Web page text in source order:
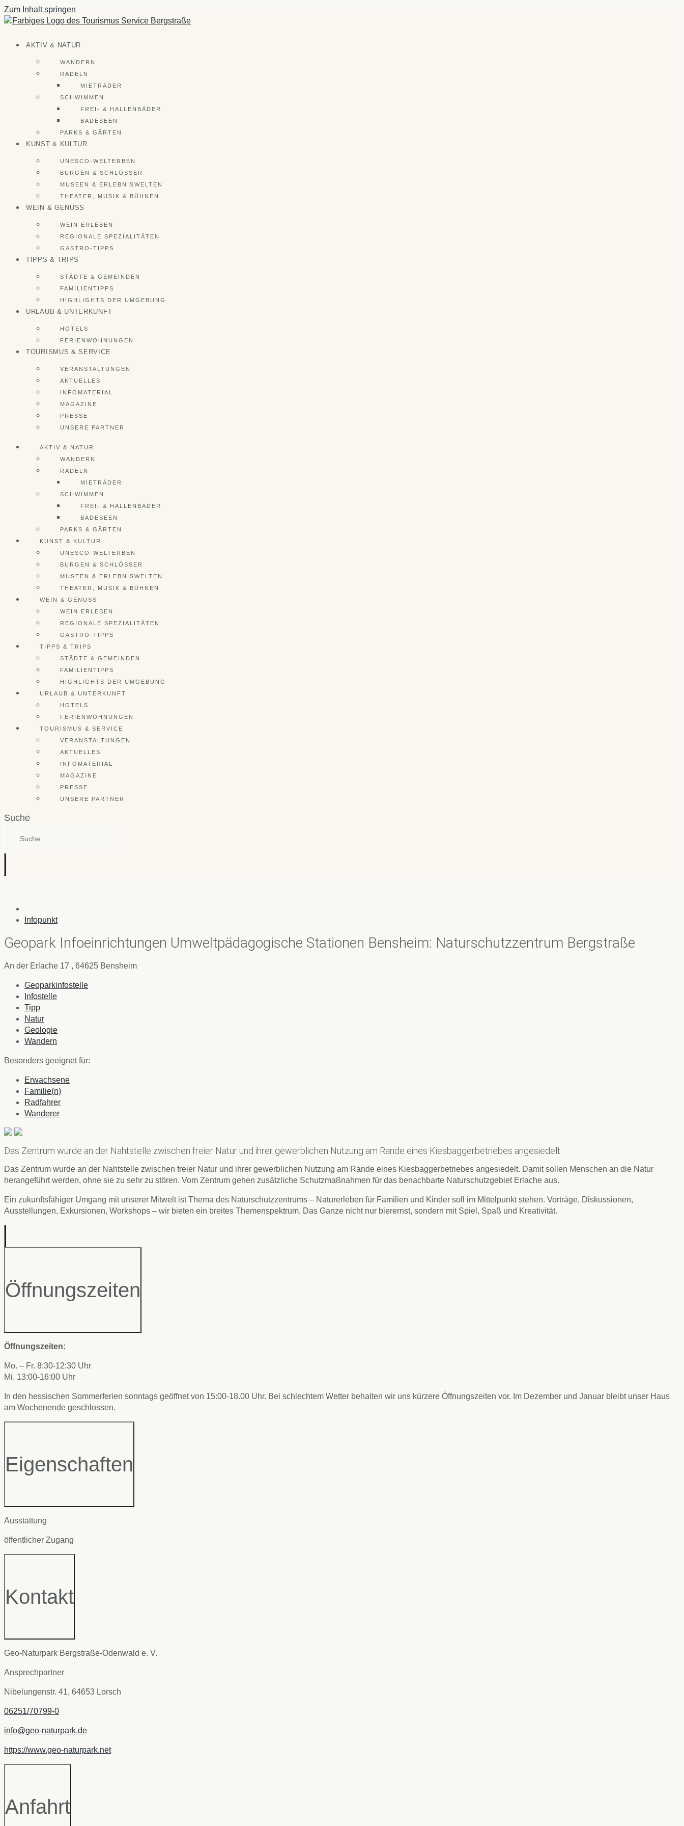
Zum Inhalt springen
AKTIV & NATUR
WANDERN
RADELN
MIETRÄDER
SCHWIMMEN
FREI- & HALLENBÄDER
BADESEEN
PARKS & GÄRTEN
KUNST & KULTUR
UNESCO-WELTERBEN
BURGEN & SCHLÖSSER
MUSEEN & ERLEBNISWELTEN
THEATER, MUSIK & BÜHNEN
WEIN & GENUSS
WEIN ERLEBEN
REGIONALE SPEZIALITÄTEN
GASTRO-TIPPS
TIPPS & TRIPS
STÄDTE & GEMEINDEN
FAMILIENTIPPS
HIGHLIGHTS DER UMGEBUNG
URLAUB & UNTERKUNFT
HOTELS
FERIENWOHNUNGEN
TOURISMUS & SERVICE
VERANSTALTUNGEN
AKTUELLES
INFOMATERIAL
MAGAZINE
PRESSE
UNSERE PARTNER
AKTIV & NATUR
WANDERN
RADELN
MIETRÄDER
SCHWIMMEN
FREI- & HALLENBÄDER
BADESEEN
PARKS & GÄRTEN
KUNST & KULTUR
UNESCO-WELTERBEN
BURGEN & SCHLÖSSER
MUSEEN & ERLEBNISWELTEN
THEATER, MUSIK & BÜHNEN
WEIN & GENUSS
WEIN ERLEBEN
REGIONALE SPEZIALITÄTEN
GASTRO-TIPPS
TIPPS & TRIPS
STÄDTE & GEMEINDEN
FAMILIENTIPPS
HIGHLIGHTS DER UMGEBUNG
URLAUB & UNTERKUNFT
HOTELS
FERIENWOHNUNGEN
TOURISMUS & SERVICE
VERANSTALTUNGEN
AKTUELLES
INFOMATERIAL
MAGAZINE
PRESSE
UNSERE PARTNER
Suche
Infopunkt
Geopark Infoeinrichtungen Umweltpädagogische Stationen Bensheim: Naturschutzzentrum Bergstraße
An der Erlache 17 , 64625 Bensheim
Geoparkinfostelle
Infostelle
Tipp
Natur
Geologie
Wandern
Besonders geeignet für:
Erwachsene
Familie(n)
Radfahrer
Wanderer
Das Zentrum wurde an der Nahtstelle zwischen freier Natur und ihrer gewerblichen Nutzung am Rande eines Kiesbaggerbetriebes angesiedelt
Das Zentrum wurde an der Nahtstelle zwischen freier Natur und ihrer gewerblichen Nutzung am Rande eines Kiesbaggerbetriebes angesiedelt. Damit sollen Menschen an die Natur
herangeführt werden, ohne sie zu sehr zu stören. Vom Zentrum gehen zusätzliche Schutzmaßnahmen für das benachbarte Naturschutzgebiet Erlache aus.
Ein zukunftsfähiger Umgang mit unserer Mitwelt ist Thema des Naturschutzzentrums – Naturerleben für Familien und Kinder soll im Mittelpunkt stehen. Vorträge, Diskussionen,
Ausstellungen, Exkursionen, Workshops – wir bieten ein breites Themenspektrum. Das Ganze nicht nur bierernst, sondern mit Spiel, Spaß und Kreativität.
Öffnungszeiten
Öffnungszeiten:
Mo. – Fr. 8:30-12:30 Uhr
Mi. 13:00-16:00 Uhr
In den hessischen Sommerferien sonntags geöffnet von 15:00-18.00 Uhr. Bei schlechtem Wetter behalten wir uns kürzere Öffnungszeiten vor. Im Dezember und Januar bleibt unser Haus
am Wochenende geschlossen.
Eigenschaften
Ausstattung
öffentlicher Zugang
Kontakt
Geo-Naturpark Bergstraße-Odenwald e. V.
Ansprechpartner
Nibelungenstr. 41, 64653 Lorsch
06251/70799-0
info@geo-naturpark.de
https://www.geo-naturpark.net
Anfahrt